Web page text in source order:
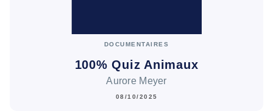
DOCUMENTAIRES
100% Quiz Animaux
Aurore Meyer
08/10/2025